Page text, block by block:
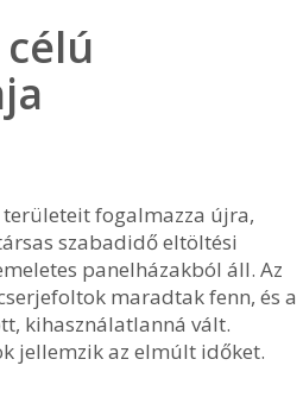
fogalmazza újra,
szabadidő eltöltési
panelházakból áll. Az
maradtak fenn, és a
kihasználatlanná vált.
jellemzik az elmúlt időket.